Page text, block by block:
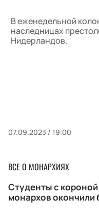
В еженедельной
наследницах
Нидерландов.
07.09.2023 / 19:00
ВСЕ О МОНАРХИЯХ
Студенты с
монархов окончили